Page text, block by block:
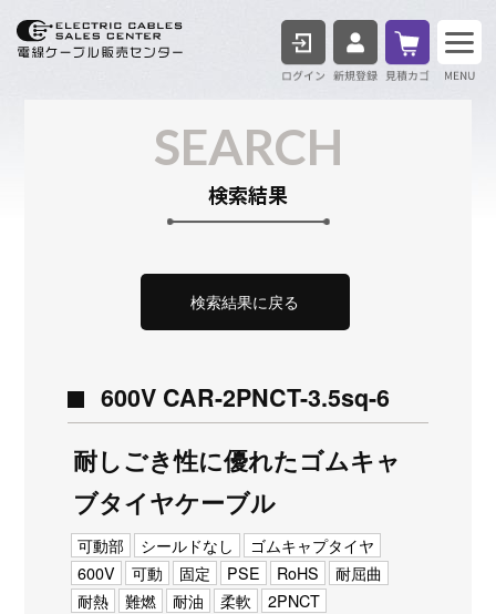
ログイン 見積
SEARCH
検索結果
検索結果に戻る
600V CAR-2PNCT-3.5sq-6
耐しごき性に優れたゴムキャ
ブタイヤケーブル
可動部 シールドなし
ゴムキャプタイヤ
600V
可動 固定 PSE RoHS
耐屈曲
耐熱
難燃 耐油 柔軟
2PNCT